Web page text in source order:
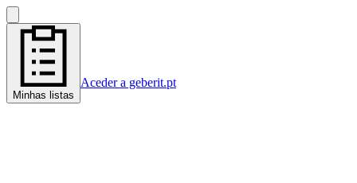
Minhas listas
Aceder a geberit.pt